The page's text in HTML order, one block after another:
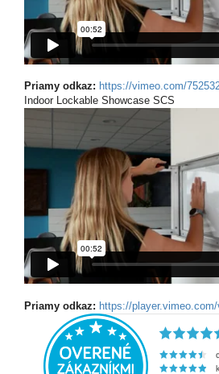
Priamy odkaz: https://vimeo.com/
Indoor Lockable Showcase SCS
Priamy odkaz: https://